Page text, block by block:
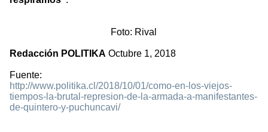
Foto: Rival
Redacción POLITIKA Octubre 1, 2018
Fuente:
http://www.politika.cl/2018/10/01/como-en-los-viejos-
tiempos-la-brutal-represion-de-la-armada-a-manifestantes-
de-quintero-y-puchuncavi/